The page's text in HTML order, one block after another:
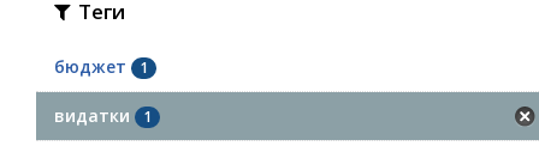
Теги
бюджет 1
видатки 1